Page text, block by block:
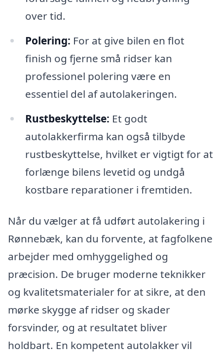
over tid.
Polering: For at give bilen en flot
finish og fjerne små ridser kan
professionel polering være en
essentiel del af autolakeringen.
Rustbeskyttelse: Et godt
autolakkerfirma kan også tilbyde
rustbeskyttelse, hvilket er vigtigt for at
forlænge bilens levetid og undgå
kostbare reparationer i fremtiden.
Når du vælger at få udført autolakering i
Rønnebæk, kan du forvente, at fagfolkene
arbejder med omhyggelighed og
præcision. De bruger moderne teknikker
og kvalitetsmaterialer for at sikre, at den
mørke skygge af ridser og skader
forsvinder, og at resultatet bliver
holdbart. En kompetent autolakker vil